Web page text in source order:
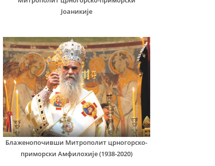
Јоаникије
Блаженопочивши Митрополит црногорско-
приморски Амфилохије (1938-2020)